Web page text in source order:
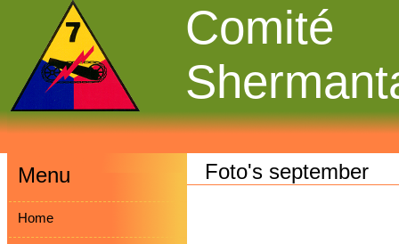
Comité
Menu
Home
Foto's september